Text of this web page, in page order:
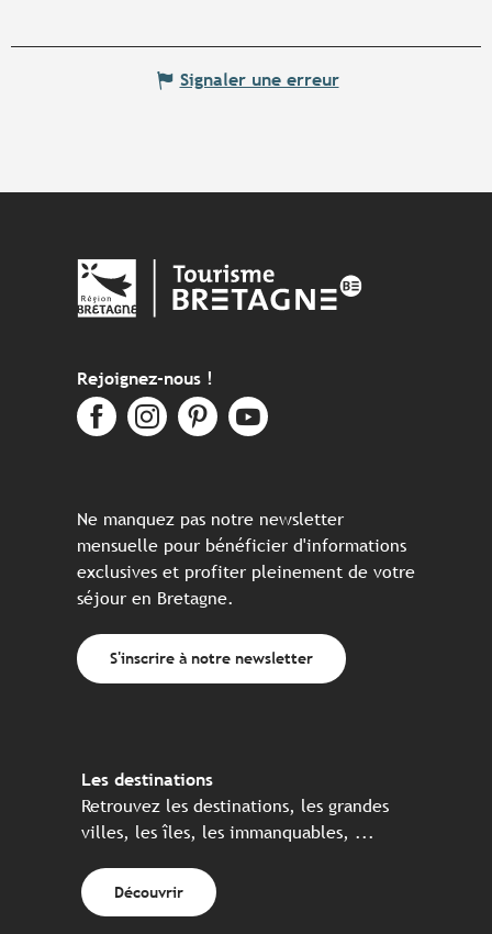
Signaler une erreur
Rejoignez-nous !
Ne manquez pas notre newsletter
mensuelle pour bénéficier d'informations
exclusives et profiter pleinement de votre
séjour en Bretagne.
S'inscrire à notre newsletter
Les destinations
Retrouvez les destinations, les grandes
villes, les îles, les immanquables, ...
Découvrir